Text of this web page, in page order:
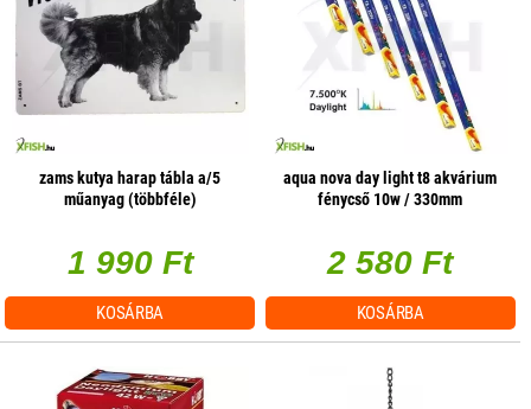
zams kutya harap tábla a/5
műanyag (többféle)
1 990 Ft
KOSÁRBA
aqua nova day light t8 akvárium
fénycső 10w / 330mm
2 580 Ft
KOSÁRBA